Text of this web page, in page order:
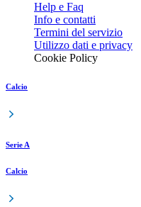
Help e Faq
Info e contatti
Termini del servizio
Utilizzo dati e privacy
Cookie Policy
Calcio
Serie A
Calcio